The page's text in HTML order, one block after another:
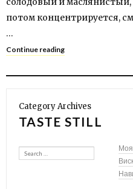
потом концентрируется,
…
Continue reading
Category Archives
TASTE STILL
Search
Моя